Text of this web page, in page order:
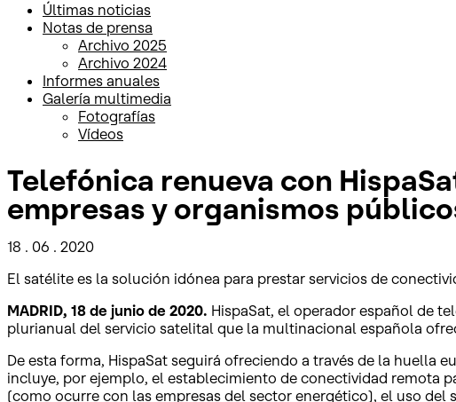
Últimas noticias
Notas de prensa
Archivo 2025
Archivo 2024
Informes anuales
Galería multimedia
Fotografías
Vídeos
Telefónica renueva con
empresas y organismos
18 . 06 . 2020
El satélite es la solución idónea para prestar servicios de
MADRID, 18 de junio de 2020. HispaSat, el operador español de
plurianual del servicio satelital que la multinacional española
De esta forma, HispaSat seguirá ofreciendo a través de la huella
incluye, por ejemplo, el establecimiento de conectividad remota
(como ocurre con las empresas del sector energético), el uso del